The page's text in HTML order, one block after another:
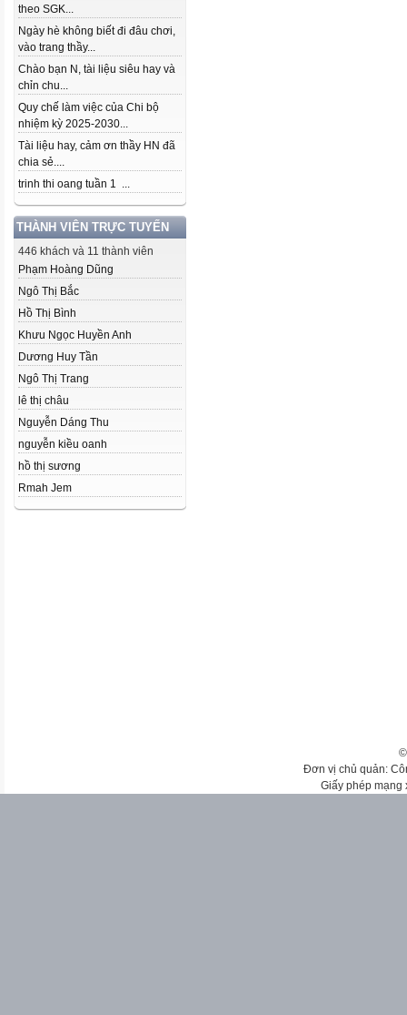
theo SGK...
Ngày hè không biết đi đâu chơi,
vào trang thầy...
Chào bạn N, tài liệu siêu hay và
chỉn chu...
Quy chế làm việc của Chi bộ
nhiệm kỳ 2025-2030...
Tài liệu hay, cảm ơn thầy HN đã
chia sẻ....
trinh thi oang tuần 1 ...
THÀNH VIÊN TRỰC TUYẾN
446 khách và 11 thành viên
Phạm Hoàng Dũng
Ngô Thị Bắc
Hồ Thị Bình
Khưu Ngọc Huyền Anh
Dương Huy Tần
Ngô Thị Trang
lê thị châu
Nguyễn Dáng Thu
nguyễn kiều oanh
hồ thị sương
Rmah Jem
Đơn vị chủ quản:
Giấy phép mạng